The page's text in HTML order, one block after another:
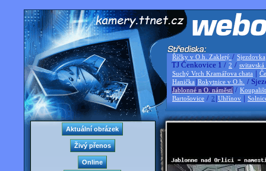
Říčky v O.h. Zakletý / Sjezdovka
TJ Čenkovice 1 / 2 / svitavská
Suchý Vrch Kramářova chata |
Hanička |Rokytnice v O.h. /
Jablonné n O. náměstí /
Bartošovice / 2 |Uhřínov |